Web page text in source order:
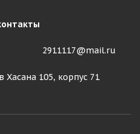
2911117@mail.ru
Хасана 105, корпус 71